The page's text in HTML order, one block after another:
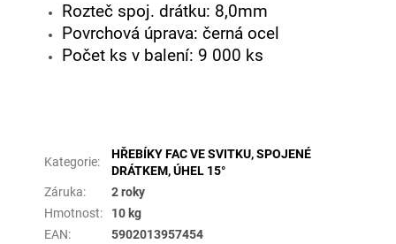
Rozteč spoj. drátku: 8,0mm
Povrchová úprava: černá ocel
Počet ks v balení: 9 000 ks
Kategorie:
HŘEBÍKY FAC VE SVITKU, SPOJENÉ
DRÁTKEM, ÚHEL 15°
Záruka:
2 roky
Hmotnost:
10 kg
EAN: 5902013957454